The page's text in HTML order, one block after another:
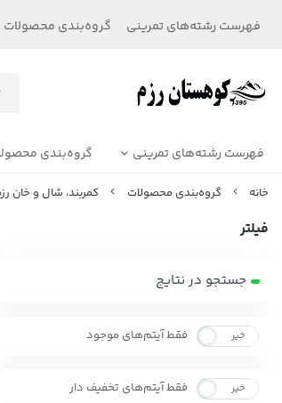
فهرست رشته‌های تمرینی گروه‌بندی محصولات
فهرست رشته‌های تمرینی گروه‌بندی
خانه گروه‌بندی محصولات کمربند، شال‌ و خان
فیلتر
جستجو در نتایج
بله خیر فقط آیتم‌های موجود
بله خیر فقط آیتم‌های تخفیف دار